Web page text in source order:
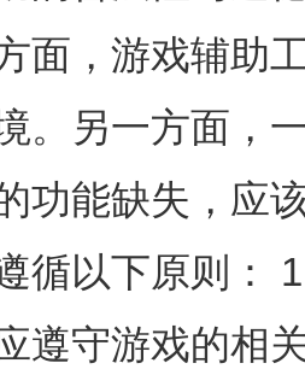
面，游戏辅助
。另一方面，
功能缺失，应
循以下原则：
遵守游戏的相